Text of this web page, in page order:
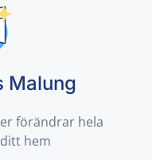
Malung
förändrar hela
hem